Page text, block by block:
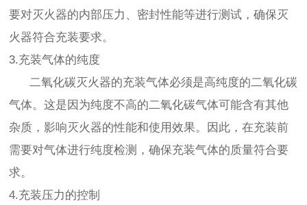
要对灭火器的内部压力、密封性能等进行测试，确保灭
火器符合充装要求。
3.充装气体的纯度
二氧化碳灭火器的充装气体必须是高纯度的二氧化碳
气体。这是因为纯度不高的二氧化碳气体可能含有其他
杂质，影响灭火器的性能和使用效果。因此，在充装前
需要对气体进行纯度检测，确保充装气体的质量符合要
求。
4.充装压力的控制